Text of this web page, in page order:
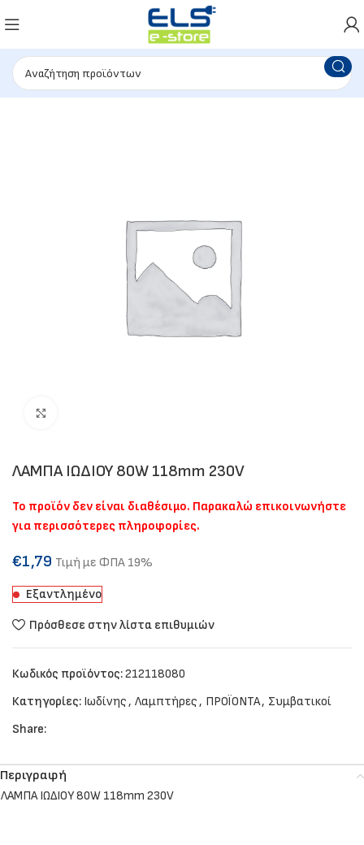
ΛΑΜΠΑ ΙΩΔΙΟΥ 80W 118mm 230V
Το προϊόν δεν είναι διαθέσιμο. Παρακαλώ επικοινωνήστε
για περισσότερες πληροφορίες.
€1,79 Τιμή με ΦΠΑ 19%
Εξαντλημένο
Πρόσθεσε στην λίστα επιθυμιών
Κωδικός προϊόντος:212118080
Κατηγορίες: Ιωδίνης, Λαμπτήρες, ΠΡΟΪΟΝΤΑ, Συμβατικοί
Share:
Περιγραφή
ΛΑΜΠΑ ΙΩΔΙΟΥ 80W 118mm 230V